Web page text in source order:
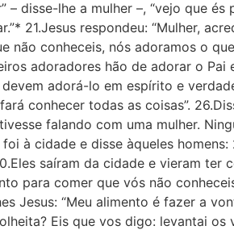
– disse-lhe a mulher –, “vejo que
21.Jesus respondeu: “Mulher,
não conheceis, nós adoramos o
adoradores hão de adorar o Pai
adorá-lo em espírito e
conhecer todas as coisas”.
falando com uma mulher.
à cidade e disse àqueles
saíram da cidade e vieram ter
para comer que vós não
Jesus: “Meu alimento é fazer a
Eis que vos digo: levantai os